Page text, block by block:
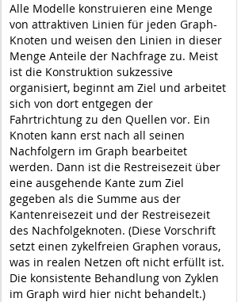
Alle Modelle konstruieren eine Menge
von attraktiven Linien für jeden Graph-
Knoten und weisen den Linien in dieser
Menge Anteile der Nachfrage zu. Meist
ist die Konstruktion sukzessive
organisiert, beginnt am Ziel und arbeitet
sich von dort entgegen der
Fahrtrichtung zu den Quellen vor. Ein
Knoten kann erst nach all seinen
Nachfolgern im Graph bearbeitet
werden. Dann ist die Restreisezeit über
eine ausgehende Kante zum Ziel
gegeben als die Summe aus der
Kantenreisezeit und der Restreisezeit
des Nachfolgeknoten. (Diese Vorschrift
setzt einen zykelfreien Graphen voraus,
was in realen Netzen oft nicht erfüllt ist.
Die konsistente Behandlung von Zyklen
im Graph wird hier nicht behandelt.)